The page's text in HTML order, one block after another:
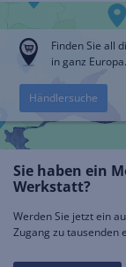
Finden Sie all
in ganz Europa.
Händlersuche
Sie haben ein
Werkstatt?
Werden Sie jetzt ein
Zugang zu tausenden